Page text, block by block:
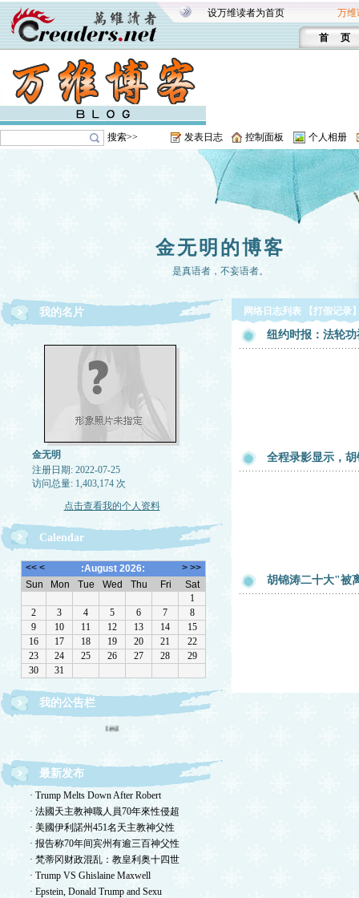
设万维读者为首页 万维
首 页
搜索>> 发表日志 控制面板 个人相册
金无明的博客
是真语者，不妄语者。
我的名片
金无明
注册日期: 2022-07-25
访问总量: 1,403,174 次
点击查看我的个人资料
Calendar
我的公告栏
最新发布
· Trump Melts Down After Robert
· 法國天主教神職人員70年來性侵超
· 美國伊利諾州451名天主教神父性
· 报告称70年间宾州有逾三百神父性
· 梵蒂冈财政混乱：教皇利奥十四世
· Trump VS Ghislaine Maxwell
· Epstein, Donald Trump and Sexu
网络日志列表 【打假记录
纽约时报：法轮
全程录影显示，
胡锦涛二十大"被